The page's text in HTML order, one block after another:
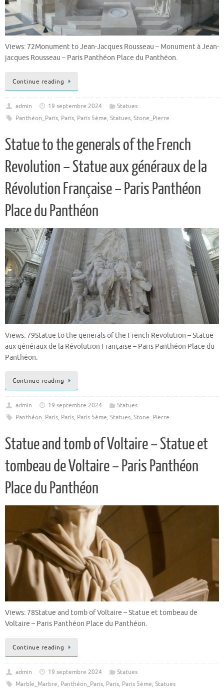
Views: 72Monument to Jean-Jacques Rousseau – Monument à Jean-
jacques Rousseau – Paris Panthéon Place du Panthéon.
Continue reading
admin 19 septembre 2024
Statues
Panthéon_Paris, Paris, Paris 5ème, Statues, Stone_Pierre
Statue to the generals of the French
Revolution – Statue aux généraux de la
Révolution Française – Paris Panthéon
Place du Panthéon
Views: 79Statue to the generals of the French Revolution – Statue
aux généraux de la Révolution Française – Paris Panthéon Place du
Panthéon.
Continue reading
admin 19 septembre 2024
Statues
Panthéon_Paris, Paris, Paris 5ème, Statues, Stone_Pierre
Statue and tomb of Voltaire – Statue et
tombeau de Voltaire – Paris Panthéon
Place du Panthéon
Views: 78Statue and tomb of Voltaire – Statue et tombeau de
Voltaire – Paris Panthéon Place du Panthéon.
Continue reading
admin 19 septembre 2024
Statues
Marble_Marbre, Panthéon_Paris, Paris, Paris 5ème, Statues